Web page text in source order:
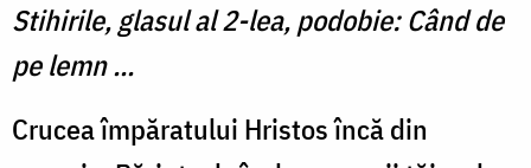
Stihirile, glasul al 2-lea, podobie: Când de
pe lemn ...
Crucea împăratului Hristos încă din